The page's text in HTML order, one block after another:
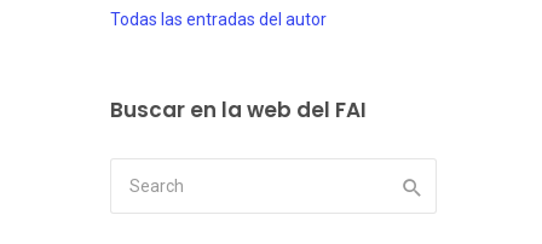
Todas las entradas del autor
Buscar en la web del FAI